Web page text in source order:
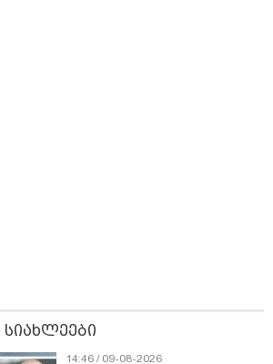
სიახლეები
14:46 / 09-08-2026